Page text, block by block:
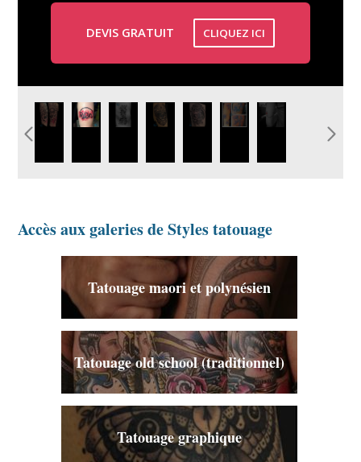
DEVIS GRATUIT CLIQUEZ ICI
tatouage-tattoo-crane-fleur-graphique.jpg
graphicaderme-avignon-tatouage-
aquarelle-lettrage-tattoo.jpg
graphicaderme-avignon-
graphique-tattoo.jpg
galerie-tatouage-
graphique-
image-tatouage-
graphique-avignon-
photo-
tatouage-
tatouage-
Accès aux galeries de Styles tatouage
Tatouage maori et polynésien
Tatouage old school (traditionnel)
Tatouage graphique